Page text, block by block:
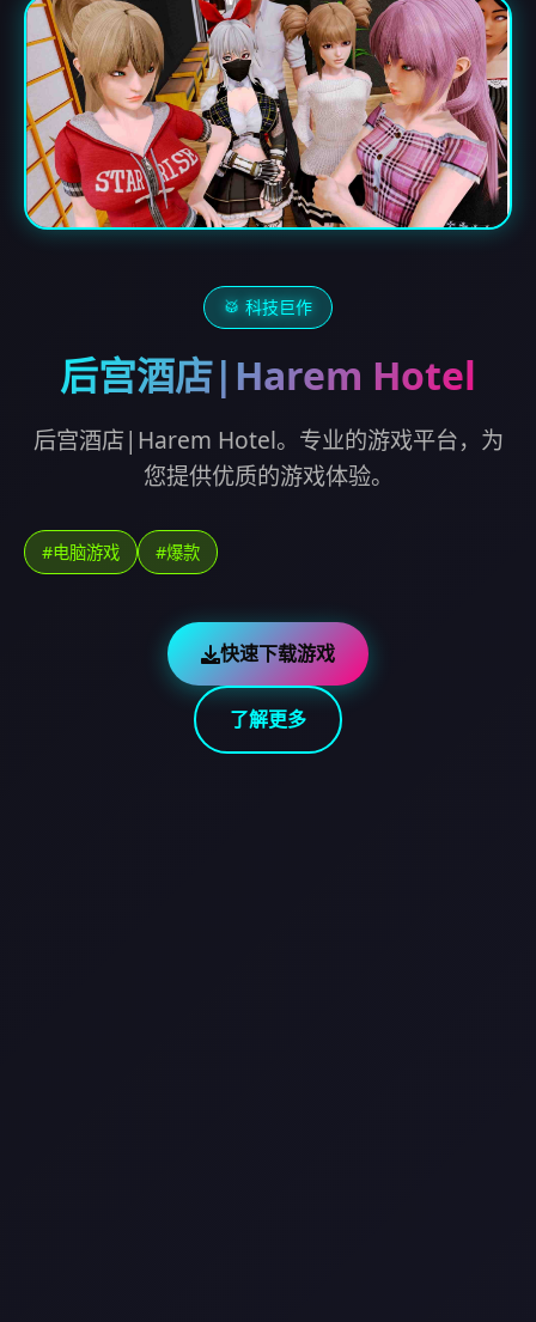
🥁 科技巨作
后宫酒店|Harem Hotel
后宫酒店|Harem Hotel。专业的游戏平台，为
您提供优质的游戏体验。
#电脑游戏 #爆款
快速下载游戏
了解更多